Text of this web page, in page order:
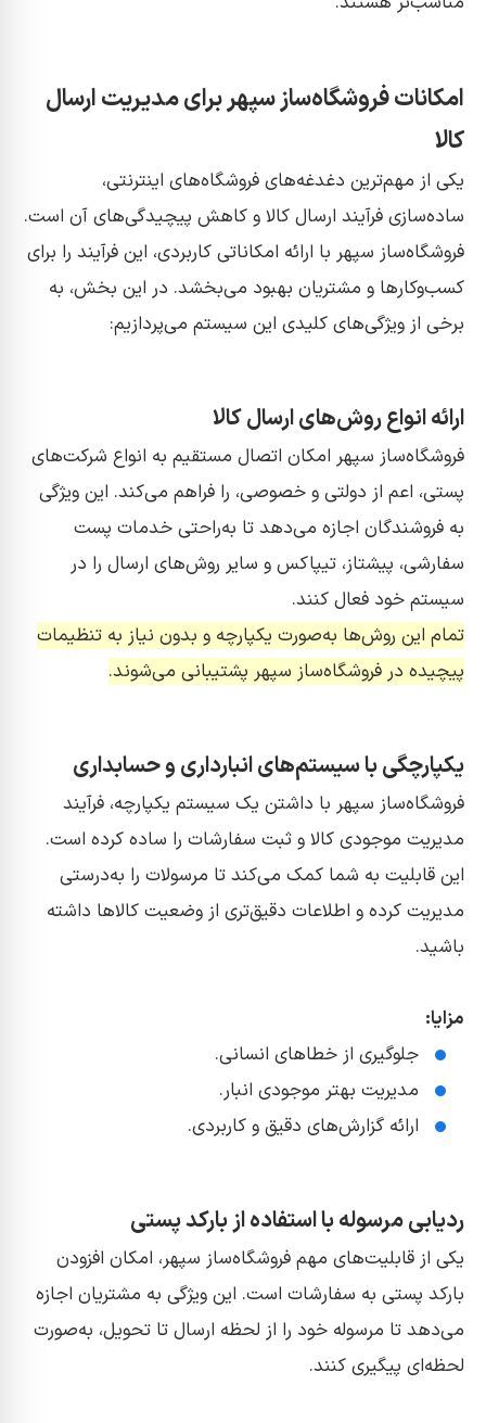
امکانات فروشگاه‌ساز سپهر برای مدیریت ارسال
کالا
یکی از مهم‌ترین دغدغه‌های فروشگاه‌های اینترنتی،
ساده‌سازی فرآیند ارسال کالا و کاهش پیچیدگی‌های آن است.
فروشگاه‌ساز سپهر با ارائه امکاناتی کاربردی، این فرآیند را برای
کسب‌وکارها و مشتریان بهبود می‌بخشد. در این بخش، به
برخی از ویژگی‌های کلیدی این سیستم می‌پردازیم:
ارائه انواع روش‌های ارسال کالا
فروشگاه‌ساز سپهر امکان اتصال مستقیم به انواع شرکت‌های
پستی، اعم از دولتی و خصوصی، را فراهم می‌کند. این ویژگی
به فروشندگان اجازه می‌دهد تا به‌راحتی خدمات پست
سفارشی، پیشتاز، تیپاکس و سایر روش‌های ارسال را در
سیستم خود فعال کنند.
تمام این روش‌ها به‌صورت یکپارچه و بدون نیاز به تنظیمات
پیچیده در فروشگاه‌ساز سپهر پشتیبانی می‌شوند.
یکپارچگی با سیستم‌های انبارداری و حسابداری
فروشگاه‌ساز سپهر با داشتن یک سیستم یکپارچه، فرآیند
مدیریت موجودی کالا و ثبت سفارشات را ساده کرده است.
این قابلیت به شما کمک می‌کند تا مرسولات را به‌درستی
مدیریت کرده و اطلاعات دقیق‌تری از وضعیت کالاها داشته
باشید.
مزایا:
جلوگیری از خطاهای انسانی.
مدیریت بهتر موجودی انبار.
ارائه گزارش‌های دقیق و کاربردی.
ردیابی مرسوله با استفاده از بارکد پستی
یکی از قابلیت‌های مهم فروشگاه‌ساز سپهر، امکان افزودن
بارکد پستی به سفارشات است. این ویژگی به مشتریان اجازه
می‌دهد تا مرسوله خود را از لحظه ارسال تا تحویل، به‌صورت
لحظه‌ای پیگیری کنند.